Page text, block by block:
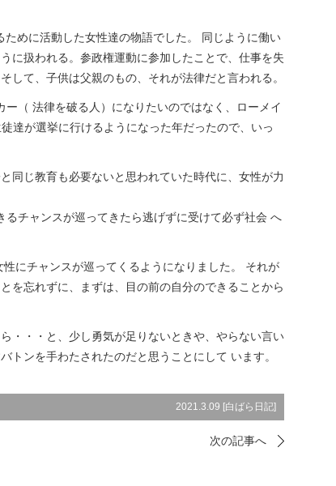
めに活動した女性達の物語でした。 同じように働い
に扱われる。参政権運動に参加したことで、仕事を失
して、子供は父親のもの、それが法律だと言われる。
（ 法律を破る人）になりたいのではなく、ローメイ
達が選挙に行けるようになった年だったので、いっ
同じ教育も必要ないと思われていた時代に、女性が力
チャンスが巡ってきたら逃げずに受けて必ず社会 へ
にチャンスが巡ってくるようになりました。 それが
を忘れずに、まずは、目の前の自分のできることから
・・・と、少し勇気が足りないときや、やらない言い
トンを手わたされたのだと思うことにして います。
2021.3.09 [白ばら日記]
次の記事へ